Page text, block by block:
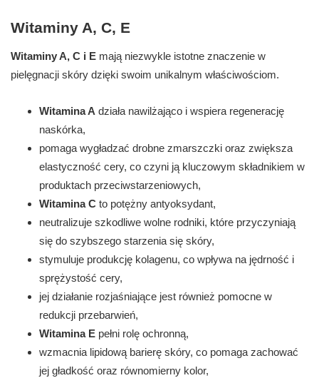
Witaminy A, C, E
Witaminy A, C i E mają niezwykle istotne znaczenie w
pielęgnacji skóry dzięki swoim unikalnym właściwościom.
Witamina A działa nawilżająco i wspiera regenerację
naskórka,
pomaga wygładzać drobne zmarszczki oraz zwiększa
elastyczność cery, co czyni ją kluczowym składnikiem w
produktach przeciwstarzeniowych,
Witamina C to potężny antyoksydant,
neutralizuje szkodliwe wolne rodniki, które przyczyniają
się do szybszego starzenia się skóry,
stymuluje produkcję kolagenu, co wpływa na jędrność i
sprężystość cery,
jej działanie rozjaśniające jest również pomocne w
redukcji przebarwień,
Witamina E pełni rolę ochronną,
wzmacnia lipidową barierę skóry, co pomaga zachować
jej gładkość oraz równomierny kolor,